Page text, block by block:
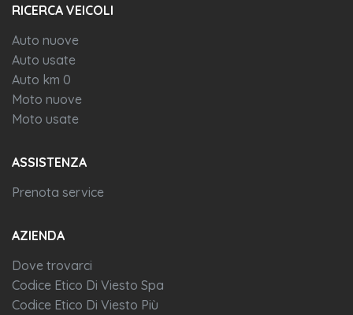
Airbag a tendina per i passeggeri posteriori
Controllo elettronico stabilità (esc)
Volante regolabile in altezza e profondità
Bracciolo centrale anteriore con vano portaoggetti regolabile
in altezza e
Funzione coming home e leaving home
Appoggiatesta anteriori regolabili
Emergency call
RICERCA VEICOLI
Auto nuove
Auto usate
Auto km 0
Moto nuove
Moto usate
ASSISTENZA
Prenota service
AZIENDA
Dove trovarci
Codice Etico Di Viesto Spa
Codice Etico Di Viesto Più